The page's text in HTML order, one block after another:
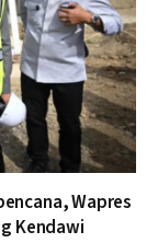
Wapres
Kendawi